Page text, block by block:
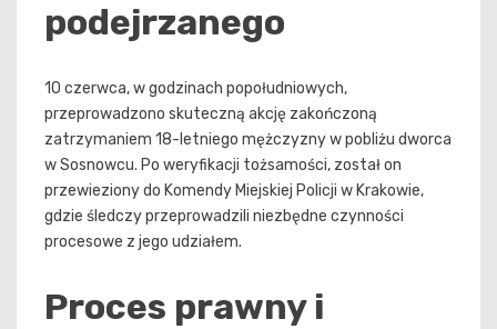
podejrzanego
10 czerwca, w godzinach popołudniowych,
przeprowadzono skuteczną akcję zakończoną
zatrzymaniem 18-letniego mężczyzny w pobliżu dworca
w Sosnowcu. Po weryfikacji tożsamości, został on
przewieziony do Komendy Miejskiej Policji w Krakowie,
gdzie śledczy przeprowadzili niezbędne czynności
procesowe z jego udziałem.
Proces prawny i